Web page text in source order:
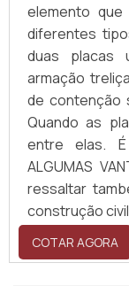
elemento
diferentes
duas placas
armação
de contenção
Quando as
entre elas. É
ALGUMAS
ressaltar
construção
COTAR AGORA